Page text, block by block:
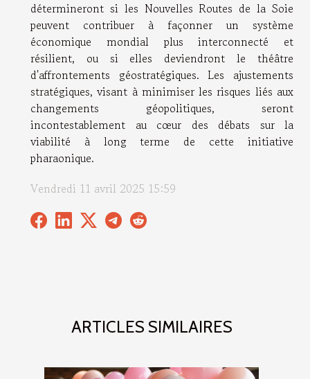
ARTICLES SIMILAIRES
détermineront si les Nouvelles Routes de la Soie
peuvent contribuer à façonner un système
économique mondial plus interconnecté et
résilient, ou si elles deviendront le théâtre
d'affrontements géostratégiques. Les ajustements
stratégiques, visant à minimiser les risques liés aux
changements géopolitiques, seront
incontestablement au cœur des débats sur la
viabilité à long terme de cette initiative
pharaonique.
Vendredi 11 avril 2025 15:59